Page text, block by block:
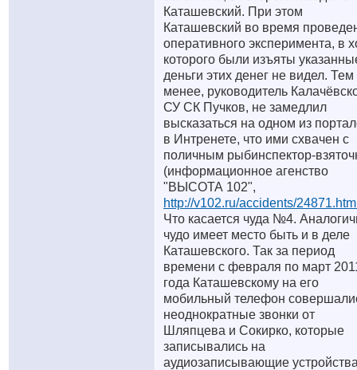
Каташевский. При этом
Каташевский во время
оперативного эксперимента, в
которого были изъяты
деньги этих денег не видел. Тем
менее, руководитель
СУ СК Пучков, не замедлил
высказаться на одном из
в Интренете, что ими схвачен с
поличным рыбинспектор-
(информационное агенство
"ВЫСОТА 102",
http://v102.ru/accidents/
Что касается чуда №4.
чудо имеет место быть и в деле
Каташевского. Так за период
времени с февраля по март
года Каташевскому на его
мобильный телефон
неоднократные звонки от
Шляпцева и Сокирко, которые
записывались на
аудиозаписывающие